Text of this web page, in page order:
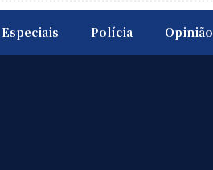
Especiais Polícia Opinião